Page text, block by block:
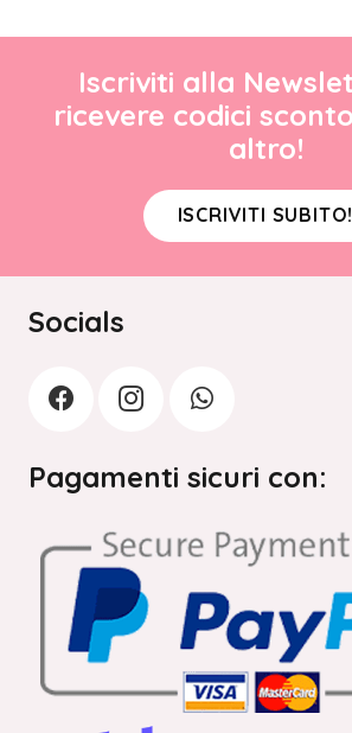
Iscriviti alla
ricevere codici
altro!
ISCRIVITI SUBITO!
Socials
Pagamenti sicuri con: